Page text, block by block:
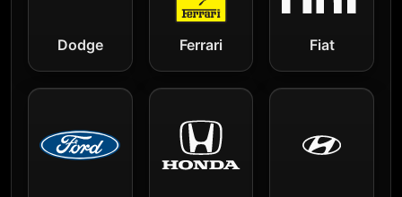
Dodge Ferrari Fiat